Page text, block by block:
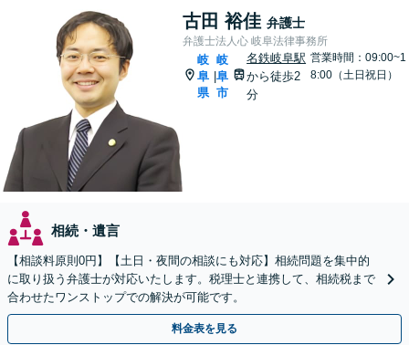
古田 裕佳 弁護士
弁護士法人心 岐阜法律事務所
岐
阜
県
岐
阜
市
名鉄岐阜駅
から徒歩2
分
営業時間：09:00~1
8:00（土日祝日）
相続・遺言
【相談料原則0円】【土日・夜間の相談にも対応】相続問題を集中的
に取り扱う弁護士が対応いたします。税理士と連携して、相続税まで
合わせたワンストップでの解決が可能です。
料金表を見る